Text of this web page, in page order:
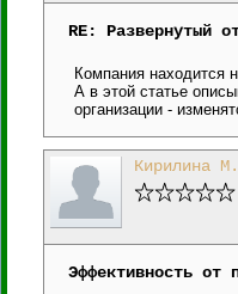
RE: Развернутый
Компания находится
А в этой статье
организации -
Кирилина
Эффективность от